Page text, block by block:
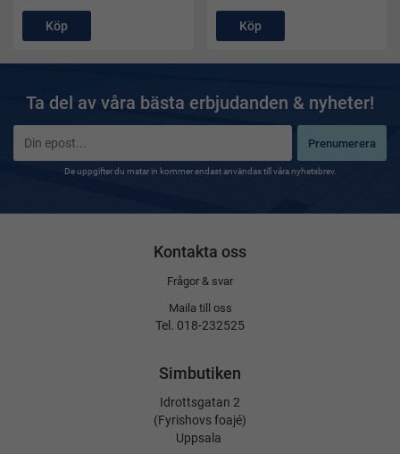
Köp Köp
Ta del av våra bästa erbjudanden & nyheter!
Prenumerera
De uppgifter du matar in kommer endast användas till våra nyhetsbrev.
Kontakta oss
Frågor & svar
Maila till oss
Tel. 018-232525
Simbutiken
Idrottsgatan 2
(Fyrishovs foajé)
Uppsala